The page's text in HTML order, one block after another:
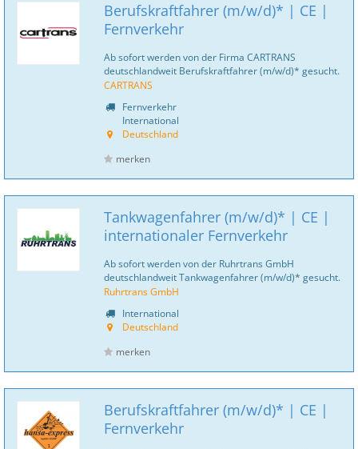
Berufskraftfahrer (m/w/d)* | CE |
Fernverkehr
Ab sofort werden von der Firma CARTRANS
deutschlandweit Berufskraftfahrer (m/w/d)* gesucht.
CARTRANS
Fernverkehr
International
Deutschland
merken
Tankwagenfahrer (m/w/d)* | CE |
internationaler Fernverkehr
Ab sofort werden von der Ruhrtrans GmbH
deutschlandweit Tankwagenfahrer (m/w/d)* gesucht.
Ruhrtrans GmbH
International
Deutschland
merken
Berufskraftfahrer (m/w/d)* | CE |
Fernverkehr